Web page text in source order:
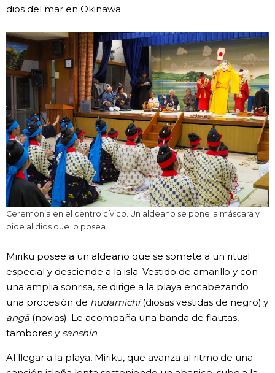
dios del mar en Okinawa.
Ceremonia en el centro cívico. Un aldeano se pone la máscara y
pide al dios que lo posea.
Miriku posee a un aldeano que se somete a un ritual
especial y desciende a la isla. Vestido de amarillo y con
una amplia sonrisa, se dirige a la playa encabezando
una procesión de hudamichi(diosas vestidas de negro) y
angā(novias). Le acompaña una banda de flautas,
tambores y sanshin.
Al llegar a la playa, Miriku, que avanza al ritmo de una